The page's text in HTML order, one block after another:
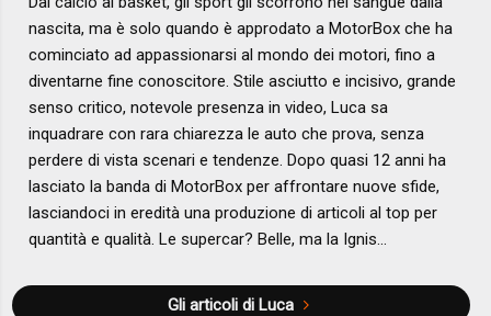
nascita, ma è solo quando è approdato a MotorBox che ha
cominciato ad appassionarsi al mondo dei motori, fino a
diventarne fine conoscitore. Stile asciutto e incisivo, grande
senso critico, notevole presenza in video, Luca sa
inquadrare con rara chiarezza le auto che prova, senza
perdere di vista scenari e tendenze. Dopo quasi 12 anni ha
lasciato la banda di MotorBox per affrontare nuove sfide,
lasciandoci in eredità una produzione di articoli al top per
quantità e qualità. Le supercar? Belle, ma la Ignis...
Gli articoli di Luca